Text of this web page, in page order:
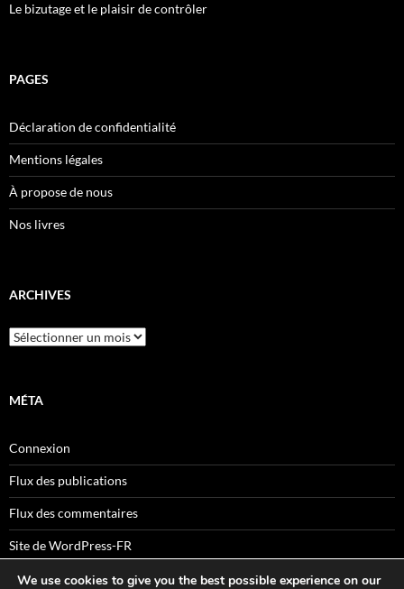
Le bizutage et le plaisir de contrôler
PAGES
Déclaration de confidentialité
Mentions légales
À propose de nous
Nos livres
ARCHIVES
Archives
MÉTA
Connexion
Flux des publications
Flux des commentaires
Site de WordPress-FR
We use cookies to give you the best possible experience on our